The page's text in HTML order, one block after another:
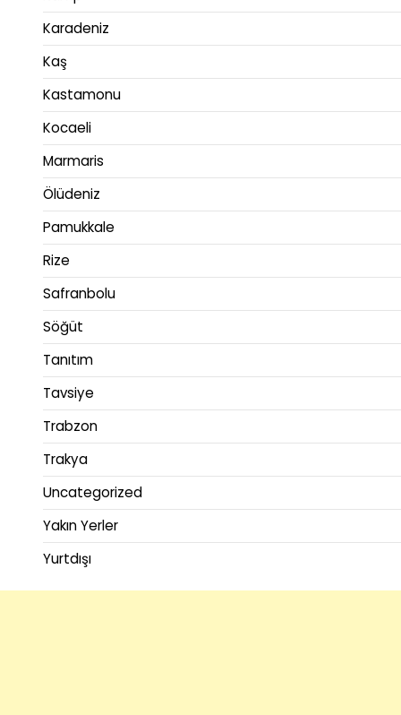
Karadeniz
Kaş
Kastamonu
Kocaeli
Marmaris
Ölüdeniz
Pamukkale
Rize
Safranbolu
Söğüt
Tanıtım
Tavsiye
Trabzon
Trakya
Uncategorized
Yakın Yerler
Yurtdışı